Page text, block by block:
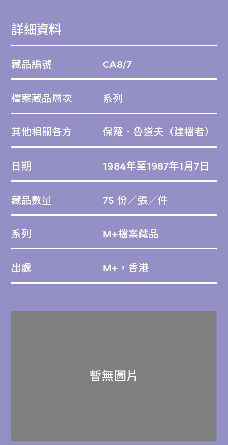
詳細資料
藏品編號 CA8/7
檔案藏品層次 系列
其他相關各方 保羅．魯道夫 （建檔者）
日期 1984年至1987年1月7日
藏品數量 75 份／張／件
系列 M+檔案藏品
出處 M+，香港